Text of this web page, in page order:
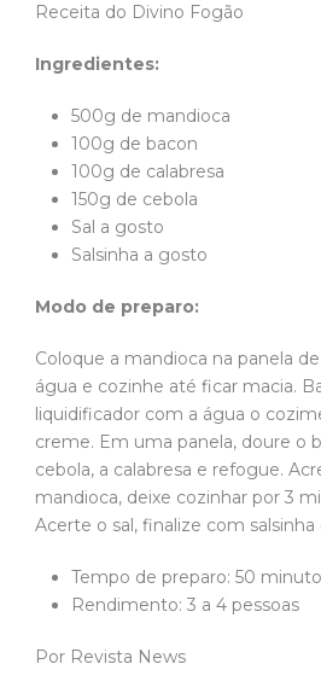
Receita do Divino Fogão
Ingredientes:
500g de mandioca
100g de bacon
100g de calabresa
150g de cebola
Sal a gosto
Salsinha a gosto
Modo de preparo:
Coloque a mandioca na panela
água e cozinhe até ficar macia.
liquidificador com a água o
creme. Em uma panela, doure o
cebola, a calabresa e refogue.
mandioca, deixe cozinhar por 3
Acerte o sal, finalize com salsinha
Tempo de preparo: 50
Rendimento: 3 a 4 pessoas
Por Revista News